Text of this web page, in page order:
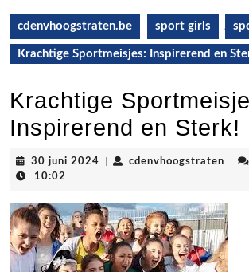
cdenvhoogstraten.be sport girls ,
Krachtige Sportmeisjes: Inspirerend en
Krachtige
Inspirerend en Sterk!
30 juni 2024 30
cdenvhoogstraten
10:02